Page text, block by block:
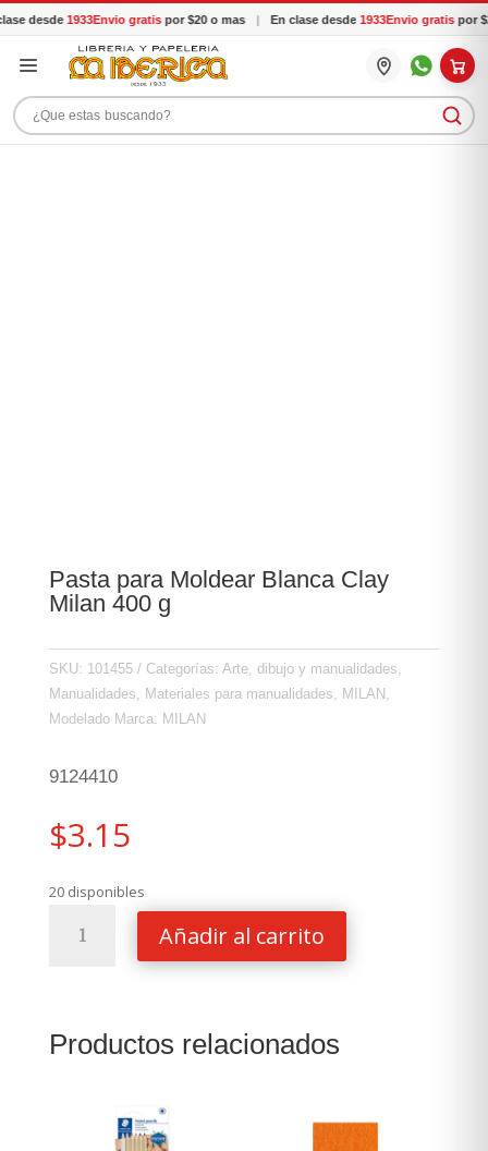
desde1933Envio gratispor $20 o mas En clase desde1933Envio gratispor
Buscar productos
Pasta para Moldear Blanca Clay
Milan 400 g
SKU: 101455 Categorías: Arte, dibujo y manualidades,
Manualidades, Materiales para manualidades, MILAN ,
Modelado Marca: MILAN
9124410
$3.15
20 disponibles
Milan
Añadir al carrito
Productos relacionados